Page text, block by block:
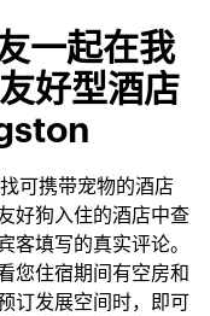
一起在我
好型酒店
可携带宠物的酒店
好狗入住的酒店中查
填写的真实评论。
您住宿期间有空房和
订发展空间时，即可